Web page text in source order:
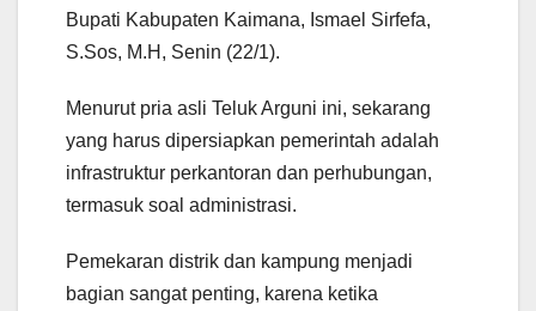
Bupati Kabupaten Kaimana, Ismael Sirfefa,
S.Sos, M.H, Senin (22/1).
Menurut pria asli Teluk Arguni ini, sekarang
yang harus dipersiapkan pemerintah adalah
infrastruktur perkantoran dan perhubungan,
termasuk soal administrasi.
Pemekaran distrik dan kampung menjadi
bagian sangat penting, karena ketika